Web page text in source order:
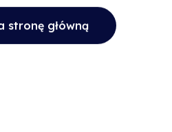
stronę główną